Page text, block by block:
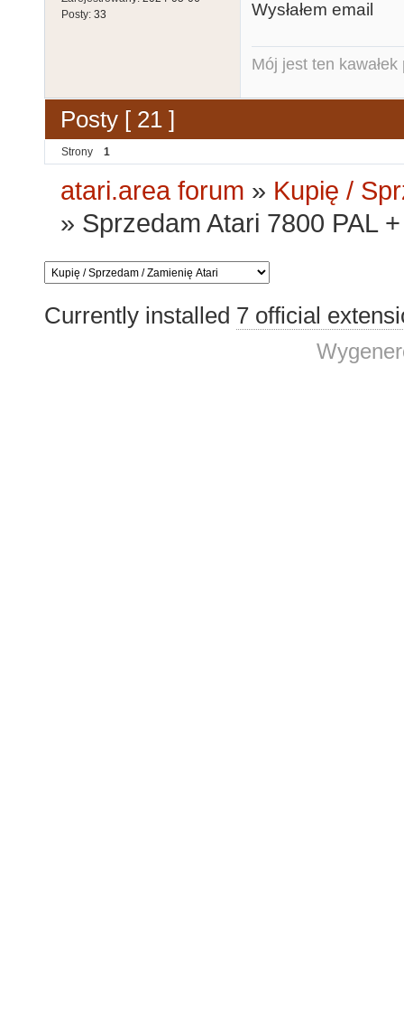
Posty: 33 Wysłałem email
Mój jest ten kawałek
Posty [ 21 ]
Strony 1
atari.area forum » Kupię /
» Sprzedam Atari 7800 PAL
Currently installed 7 official